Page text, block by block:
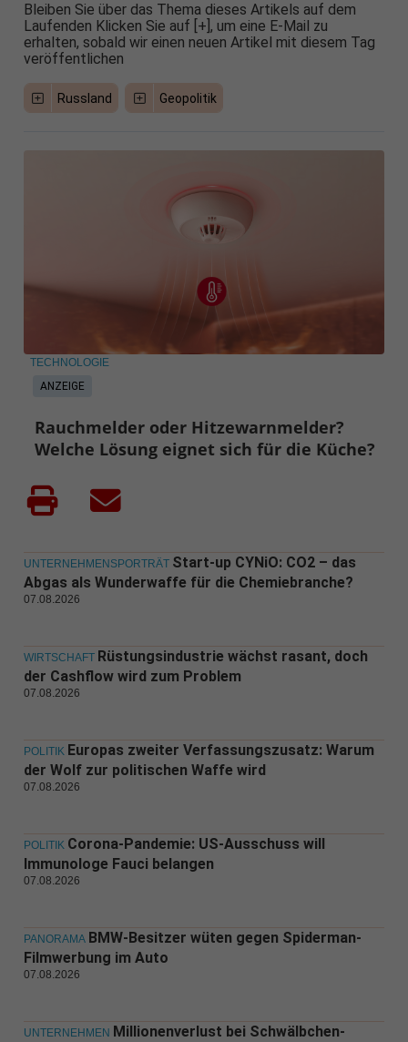
Bleiben Sie über das Thema dieses Artikels auf dem
Laufenden Klicken Sie auf [+], um eine E-Mail zu
erhalten, sobald wir einen neuen Artikel mit diesem Tag
veröffentlichen
Russland Geopolitik
ANZEIGE
TECHNOLOGIE
Rauchmelder oder Hitzewarnmelder?
Welche Lösung eignet sich für die Küche?
UNTERNEHMENSPORTRÄT Start-up CYNiO: CO2 – das
Abgas als Wunderwaffe für die Chemiebranche?
07.08.2026
WIRTSCHAFT Rüstungsindustrie wächst rasant, doch
der Cashflow wird zum Problem
07.08.2026
POLITIK Europas zweiter Verfassungszusatz: Warum
der Wolf zur politischen Waffe wird
07.08.2026
POLITIK Corona-Pandemie: US-Ausschuss will
Immunologe Fauci belangen
07.08.2026
PANORAMA BMW-Besitzer wüten gegen Spiderman-
Filmwerbung im Auto
07.08.2026
UNTERNEHMEN Millionenverlust bei Schwälbchen-